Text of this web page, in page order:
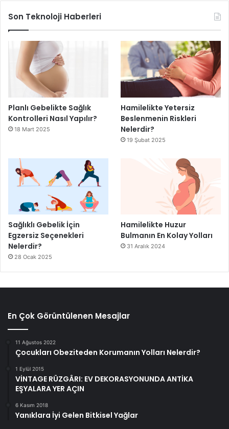
Son Teknoloji Haberleri
Planlı Gebelikte Sağlık
Kontrolleri Nasıl Yapılır?
18 Mart 2025
Hamilelikte Yetersiz
Beslenmenin Riskleri
Nelerdir?
19 Şubat 2025
Sağlıklı Gebelik İçin
Egzersiz Seçenekleri
Nelerdir?
28 Ocak 2025
Hamilelikte Huzur
Bulmanın En Kolay Yolları
31 Aralık 2024
En Çok Görüntülenen Mesajlar
11 Ağustos 2022
Çocukları Obeziteden Korumanın Yolları Nelerdir?
1 Eylül 2015
VİNTAGE RÜZGÂRI: EV DEKORASYONUNDA ANTİKA
EŞYALARA YER AÇIN
6 Kasım 2018
Yanıklara İyi Gelen Bitkisel Yağlar